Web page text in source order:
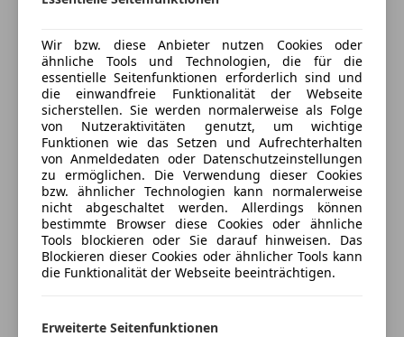
LED-Scheinwerfer
Notbremsassistent
Notrufsystem
Reifendruckkontrollsystem
Seitenairbag
Tagfahrlicht
Wegfahrsperre
Zentralverriegelung mit Funkfernbedienung
Extras
Alufelgen
Innenspiegel automatisch abblendend
Jetzt berechnen
Verkäufer Händler
Porsche Wien-Donaustadt
Sternebewertung 4 von 5
4Sterne
(64% Weiterempfehlungen)
Anbieter auf AutoScout24 seit 2021
Verkauf
Wir bzw. diese Anbieter nutzen Cookies oder
ähnliche Tools und Technologien, die für die
essentielle Seitenfunktionen erforderlich sind und
die einwandfreie Funktionalität der Webseite
sicherstellen. Sie werden normalerweise als Folge
von Nutzeraktivitäten genutzt, um wichtige
Funktionen wie das Setzen und Aufrechterhalten
von Anmeldedaten oder Datenschutzeinstellungen
zu ermöglichen. Die Verwendung dieser Cookies
bzw. ähnlicher Technologien kann normalerweise
nicht abgeschaltet werden. Allerdings können
bestimmte Browser diese Cookies oder ähnliche
Tools blockieren oder Sie darauf hinweisen. Das
Blockieren dieser Cookies oder ähnlicher Tools kann
die Funktionalität der Webseite beeinträchtigen.
Erweiterte Seitenfunktionen